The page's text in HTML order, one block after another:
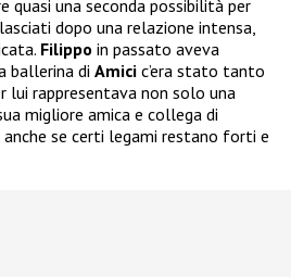
quasi una seconda possibilità per
dopo una relazione intensa,
Filippo in passato aveva
ballerina di Amici c’era stato tanto
lui rappresentava non solo una
migliore amica e collega di
anche se certi legami restano forti e